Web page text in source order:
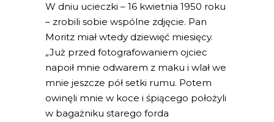
W dniu ucieczki – 16 kwietnia 1950 roku
– zrobili sobie wspólne zdjęcie. Pan
Moritz miał wtedy dziewięć miesięcy.
„Już przed fotografowaniem ojciec
napoił mnie odwarem z maku i wlał we
mnie jeszcze pół setki rumu. Potem
owinęli mnie w koce i śpiącego położyli
w bagażniku starego forda